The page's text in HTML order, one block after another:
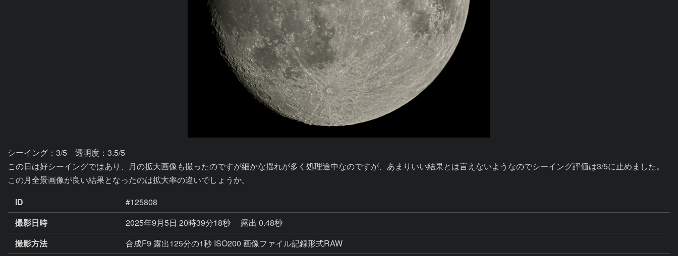
シーイング：3/5　透明度：3.5/5
この日は好シーイングではあり、月の拡大画像も撮ったのですが細かな揺れが多く処理途中なのですが、あまりいい結果とは言えないようなのでシーイング評価は3/5に止めました。
この月全景画像が良い結果となったのは拡大率の違いでしょうか。
ID
#125808
撮影日時
2025年9月5日 20時39分18秒
露出 0.48秒
撮影方法
合成F9 露出125分の1秒 ISO200 画像ファイル記録形式RAW